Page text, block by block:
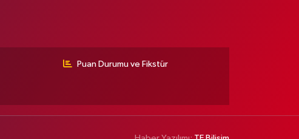
Puan Durumu ve Fikstür